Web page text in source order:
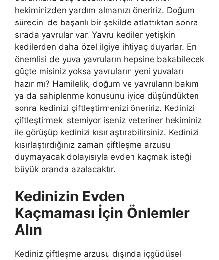
hekiminizden yardım almanızı öneririz. Doğum
sürecini de başarılı bir şekilde atlattıktan sonra
sırada yavrular var. Yavru kediler yetişkin
kedilerden daha özel ilgiye ihtiyaç duyarlar. En
önemlisi de yuva yavruların hepsine bakabilecek
güçte misiniz yoksa yavruların yeni yuvaları
hazır mı? Hamilelik, doğum ve yavruların bakım
ya da sahiplenme konusunu iyice düşündükten
sonra kedinizi çiftleştirmenizi öneririz. Kedinizi
çiftleştirmek istemiyor iseniz veteriner hekiminiz
ile görüşüp kedinizi kısırlaştırabilirsiniz. Kedinizi
kısırlaştırdığınız zaman çiftleşme arzusu
duymayacak dolayısıyla evden kaçmak isteği
büyük oranda azalacaktır.
Kedinizin Evden
Kaçmaması İçin Önlemler
Alın
Kediniz çiftleşme arzusu dışında içgüdüsel